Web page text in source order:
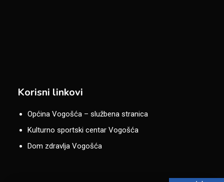
Korisni linkovi
Općina Vogošća – službena stranica
Kulturno sportski centar Vogošća
Dom zdravlja Vogošća